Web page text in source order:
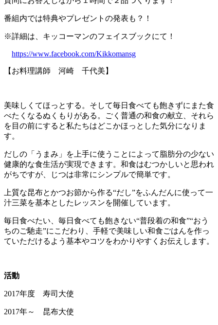
番組内では特典やプレゼントの発表も？！
※詳細は、キッコーマンのフェイスブックにて！
https://www.facebook.com/Kikkomansg
【お料理講師 河崎 千代美】
美味しくてほっとする。そして毎日食べても飽きずにまた食
べたくなるぬくもりがある。ごく普通の和食の献立、それら
を目の前にすると私たちはどこかほっとした気分になりま
す。
だしの「うまみ」を上手に使うことによって脂肪分の少ない
健康的な食生活が実現できます。和食はむつかしいと思われ
がちですが、じつは非常にシンプルで簡単です。
上質な昆布とかつお節から作る“だし”をふんだんに使って一
汁三菜を基本としたレッスンを開催しています。
毎日食べたい、毎日食べても飽きない“普段着の和食”“おう
ちのご馳走”にこだわり、手軽で美味しい和食ごはんを作っ
ていただけるよう基本やコツをわかりやすくお伝えします。
活動
2017年度 寿司大使
2017年～ 昆布大使